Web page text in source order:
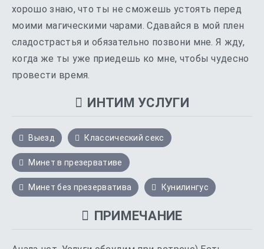
хорошо знаю, что ты не сможешь устоять перед
моими магическими чарами. Сдавайся в мой плен
сладострастья и обязательно позвони мне. Я жду,
когда же ты уже приедешь ко мне, чтобы чудесно
провести время.
ИНТИМ УСЛУГИ
Выезд Классический секс
Минет в презервативе
Минет без презерватива Кунилингус
ПРИМЕЧАНИЕ